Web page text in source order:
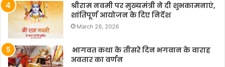
श्रीराम नवमी पर मुख्यमंत्री ने दी शुभकामनाएं,
शांतिपूर्ण आयोजन के दिए निर्देश
March 26, 2026
भागवत कथा के तीसरे दिन भगवान के वाराह
अवतार का वर्णन